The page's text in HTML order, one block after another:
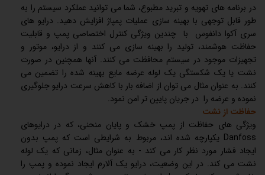
‏در برنامه های تهویه و تبرید مطبوع، شما می توانید عملکرد سیستم را به
طور قابل توجهی با بهینه سازی عملیات پمپاژ افزایش دهید. درایو های
سری آکوا دانفوس با چندین ویژگی کنترل اختصاصی پمپ و قابلیت
حفاظت هوشمند، تولید را بهینه سازی می کنند و از درایو، موتور و
تجهیزات موجود در سیستم محافظت می کنند. آنها همچنین در صورت
نشت یا یک شکستگی یک لوله عرضه مایع بهینه شده را تضمین می
کنند.‏ به عنوان مثال می توان از اضافه بار با کاهش سرعت درایو جلوگیری
نموده و عرضه را در جریان پایین تر امن نمود.‏
‏حفاظت از نشت‏
‏ویژگی های حفاظت از پمپ خشک و پایان منحنی، که در درایوهای
Danfoss یکپارچه شده اند، مربوط به شرایطی است که پمپ بدون
ایجاد فشار مورد نظر کار می کند - به عنوان مثال، زمانی که یک لوله
نشت می کند. در این وضعیت، درایو یک آلارم ایجاد نموده و پمپ را